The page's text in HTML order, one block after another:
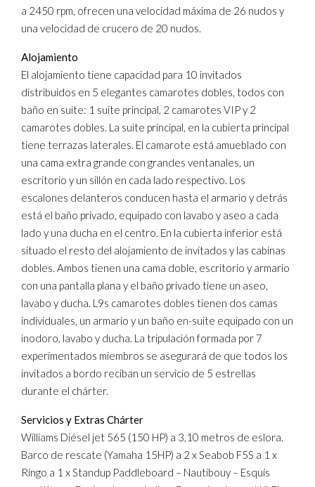
a 2450 rpm, ofrecen una velocidad máxima de 26 nudos y
una velocidad de crucero de 20 nudos.
Alojamiento
El alojamiento tiene capacidad para 10 invitados
distribuidos en 5 elegantes camarotes dobles, todos con
baño en suite: 1 suite principal, 2 camarotes VIP y 2
camarotes dobles. La suite principal, en la cubierta principal
tiene terrazas laterales. El camarote está amueblado con
una cama extra grande con grandes ventanales, un
escritorio y un sillón en cada lado respectivo. Los
escalones delanteros conducen hasta el armario y detrás
está el baño privado, equipado con lavabo y aseo a cada
lado y una ducha en el centro. En la cubierta inferior está
situado el resto del alojamiento de invitados y las cabinas
dobles. Ambos tienen una cama doble, escritorio y armario
con una pantalla plana y el baño privado tiene un aseo,
lavabo y ducha. L9s camarotes dobles tienen dos camas
individuales, un armario y un baño en-suite equipado con un
inodoro, lavabo y ducha. La tripulación formada por 7
experimentados miembros se asegurará de que todos los
invitados a bordo reciban un servicio de 5 estrellas
durante el chárter.
Servicios y Extras Chárter
Williams Diésel jet 565 (150 HP) a 3,10 metros de eslora.
Barco de rescate (Yamaha 15HP) a 2 x Seabob F5S a 1 x
Ringo a 1 x Standup Paddleboard – Nautibouy – Esquís